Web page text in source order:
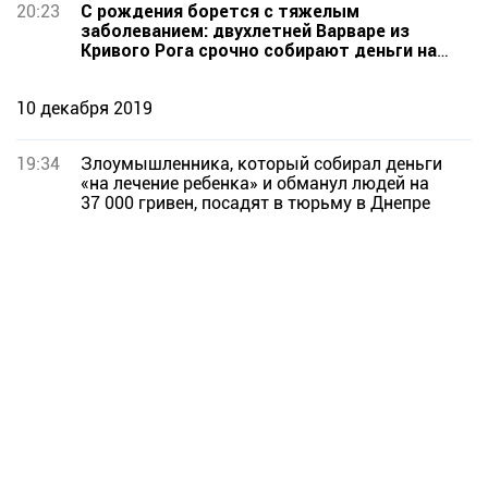
20:23
С рождения борется с тяжелым
заболеванием: двухлетней Варваре из
Кривого Рога срочно собирают деньги на
10 декабря 2019
19:34
Злоумышленника, который собирал деньги
«на лечение ребенка» и обманул людей на
37 000 гривен, посадят в тюрьму в Днепре